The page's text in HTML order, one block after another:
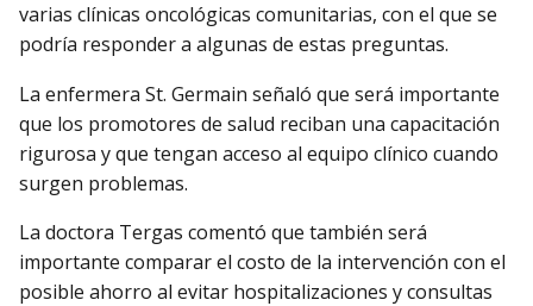
varias clínicas oncológicas comunitarias, con el que se
podría responder a algunas de estas preguntas.
La enfermera St. Germain señaló que será importante
que los promotores de salud reciban una capacitación
rigurosa y que tengan acceso al equipo clínico cuando
surgen problemas.
La doctora Tergas comentó que también será
importante comparar el costo de la intervención con el
posible ahorro al evitar hospitalizaciones y consultas